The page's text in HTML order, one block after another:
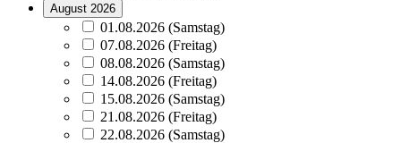
August 2026
01.08.2026 (Samstag)
07.08.2026 (Freitag)
08.08.2026 (Samstag)
14.08.2026 (Freitag)
15.08.2026 (Samstag)
21.08.2026 (Freitag)
22.08.2026 (Samstag)